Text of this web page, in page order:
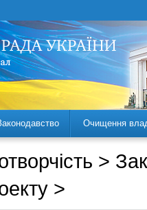
Очищення
>
>